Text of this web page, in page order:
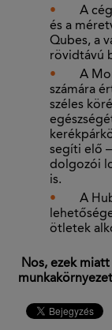
A
és a
Qubes, a
rövidtávú
A
számára
széles
segíti elő
dolgozói
is.
A
ötletek
Nos, ezek